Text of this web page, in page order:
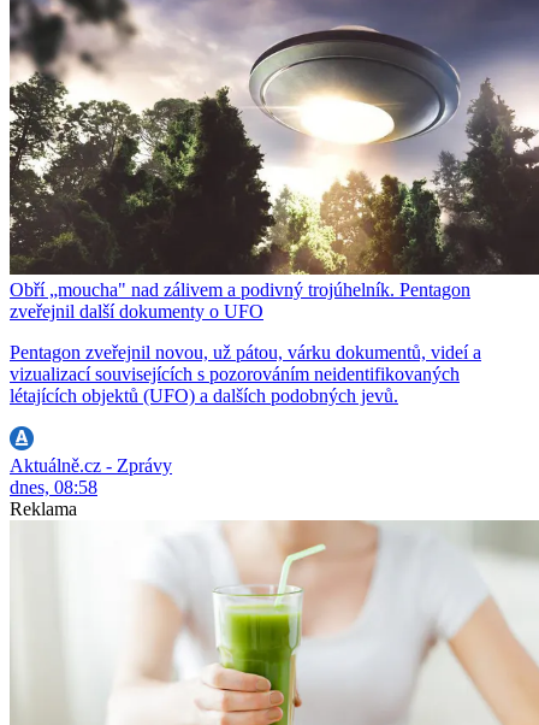
Obří „moucha" nad zálivem a podivný trojúhelník. Pentagon
zveřejnil další dokumenty o UFO
Pentagon zveřejnil novou, už pátou, várku dokumentů, videí a
vizualizací souvisejících s pozorováním neidentifikovaných
létajících objektů (UFO) a dalších podobných jevů.
Aktuálně.cz - Zprávy
dnes, 08:58
Reklama